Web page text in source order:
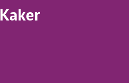
Kaker